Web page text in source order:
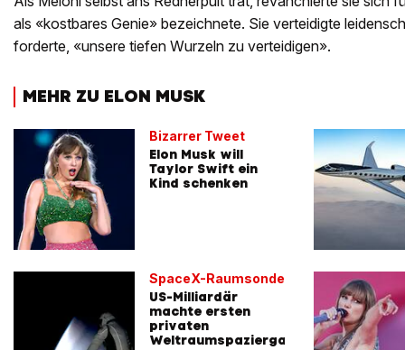
als «kostbares Genie» bezeichnete. Sie verteidigte
forderte, «unsere tiefen Wurzeln zu verteidigen».
MEHR ZU ELON MUSK
Bizarrer Tweet
Elon Musk will
Taylor Swift ein
Kind schenken
SpaceX-Raumsonde
US-Milliardär
machte ersten
privaten
Weltraumspaziergang